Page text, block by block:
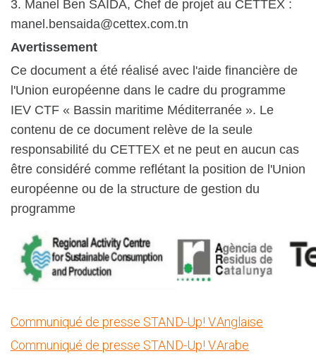
3. Manel Ben SAIDA, Chef de projet au CETTEX :
manel.bensaida@cettex.com.tn
Avertissement
Ce document a été réalisé avec l'aide financière de
l'Union européenne dans le cadre du programme
IEV CTF « Bassin maritime Méditerranée ». Le
contenu de ce document relève de la seule
responsabilité du CETTEX et ne peut en aucun cas
être considéré comme reflétant la position de l'Union
européenne ou de la structure de gestion du
programme
Communiqué de presse STAND-Up! V.Anglaise
Communiqué de presse STAND-Up! V.Arabe